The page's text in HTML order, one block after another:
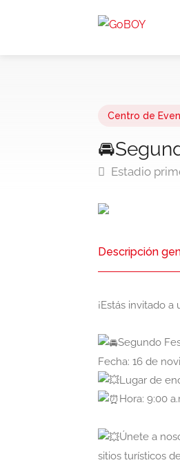
Centro de
Estadio
Descripción
¡Estás invitado
Segundo
Fecha: 16 de
Lugar de
Hora: 9:00
Únete a
sitios turísticos